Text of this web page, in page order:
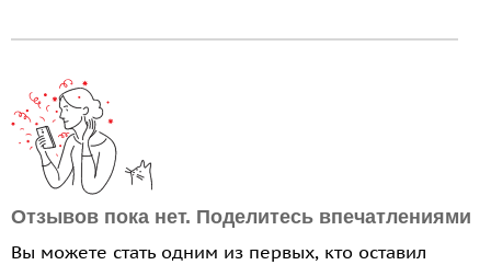
Отзывов пока нет. Поделитесь впечатлениями
Вы можете стать одним из первых, кто оставил